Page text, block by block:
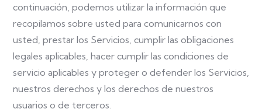
continuación, podemos utilizar la información que
recopilamos sobre usted para comunicarnos con
usted, prestar los Servicios, cumplir las obligaciones
legales aplicables, hacer cumplir las condiciones de
servicio aplicables y proteger o defender los Servicios,
nuestros derechos y los derechos de nuestros
usuarios o de terceros.